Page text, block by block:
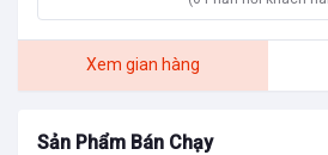
Xem gian hàng
Sản Phẩm Bán Chạy